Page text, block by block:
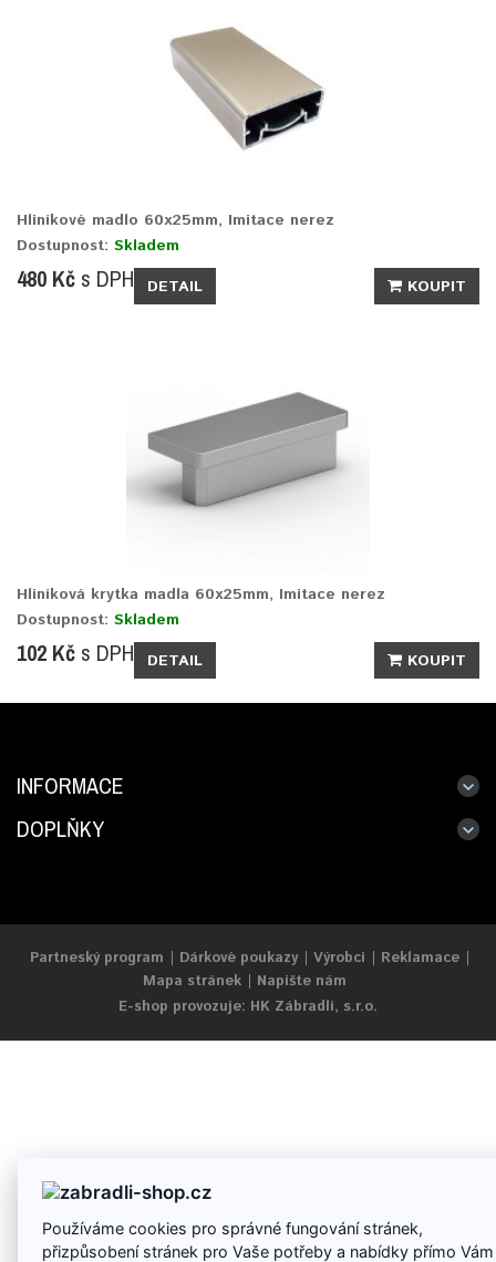
Hliníkové madlo 60x25mm, Imitace nerez
Dostupnost: Skladem
480 Kč s DPH DETAIL KOUPIT
Hliníková krytka madla 60x25mm, Imitace nerez
Dostupnost: Skladem
102 Kč s DPH DETAIL KOUPIT
INFORMACE
DOPLŇKY
Partneský program Dárkové poukazy Výrobci
Reklamace
Mapa stránek
Napište nám
E-shop provozuje: HK Zábradlí, s.r.o.
Používáme cookies pro správné fungování stránek,
přizpůsobení stránek pro Vaše potřeby a nabídky přímo Vám